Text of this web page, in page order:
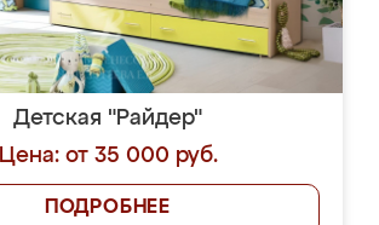
Детская "Райдер"
Цена: от 35 000 руб.
ПОДРОБНЕЕ